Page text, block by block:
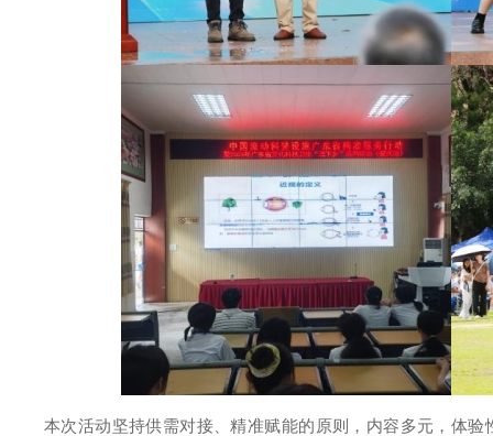
本次活动坚持供需对接、精准赋能的原则，内容多元，体